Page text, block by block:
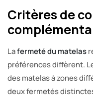
Critères de
Lafermeté du matelas
préférences diffèrent.
des matelas à zones
deux fermetés